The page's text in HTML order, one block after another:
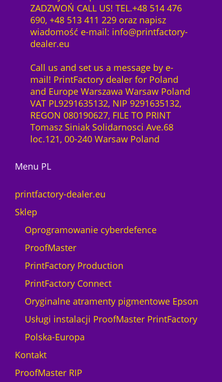
ZADZWOŃ CALL US! TEL.+48 514 476
690, +48 513 411 229 oraz napisz
wiadomość e-mail: info@printfactory-
dealer.eu
Call us and set us a message by e-
mail! PrintFactory dealer for Poland
and Europe Warszawa Warsaw Poland
VAT PL9291635132, NIP 9291635132,
REGON 080190627, FILE TO PRINT
Tomasz Siniak Solidarnosci Ave.68
loc.121, 00-240 Warsaw Poland
Menu PL
printfactory-dealer.eu
Sklep
Oprogramowanie cyberdefence
ProofMaster
PrintFactory Production
PrintFactory Connect
Oryginalne atramenty pigmentowe Epson
Usługi instalacji ProofMaster PrintFactory
Polska-Europa
Kontakt
ProofMaster RIP